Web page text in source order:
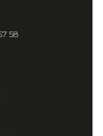
58